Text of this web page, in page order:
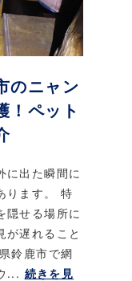
のニャン
！ペット
に出た瞬間に
ります。 特
隠せる場所に
が遅れること
鈴鹿市で網
... 続きを見